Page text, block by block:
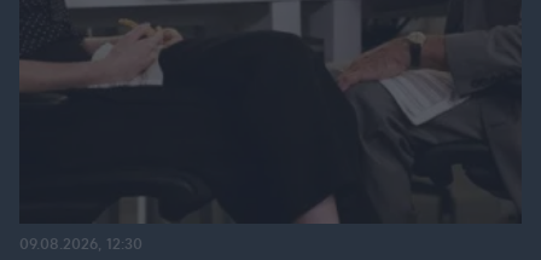
09.08.2026, 12:30